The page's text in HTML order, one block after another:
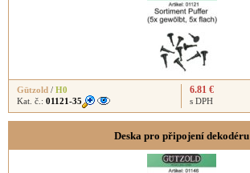
Gützold / H0
Kat. č.: 01121-35
6.81 €
s DPH
Deska pro připojení dekodéru